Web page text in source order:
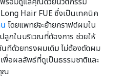
Hair FUE ซึ่งเป็นเทคนิค
โดยแพทย์จะย้ายกราฟต์ผมใน
กในบริเวณที่ต้องการ ช่วยให้
นทีด้วยทรงผมเดิม ไม่ต้องตัดผม
อผลลัพธ์ที่ดูเป็นธรรมชาติและ
ณ